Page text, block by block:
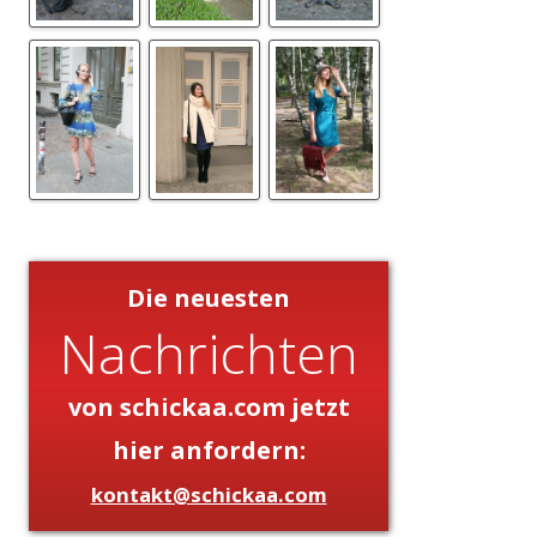
Die neuesten
Nachrichten
von schickaa.com jetzt
hier anfordern:
kontakt@schickaa.com